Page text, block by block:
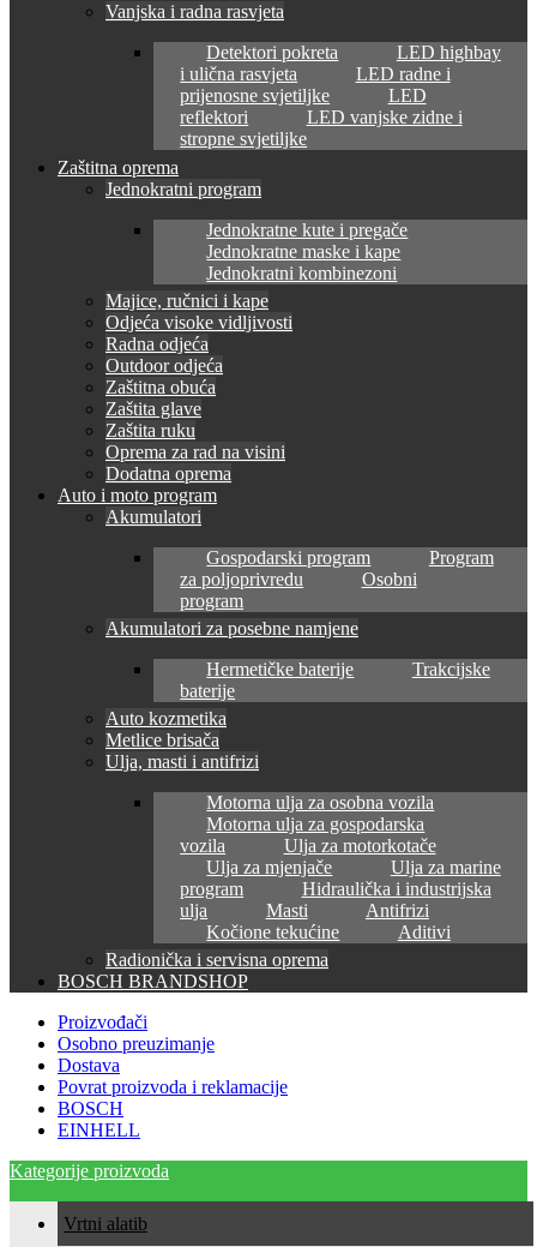
Vanjska i radna rasvjeta
Detektori pokreta
LED highbay
i ulična rasvjeta
LED radne i
prijenosne svjetiljke
LED
reflektori
LED vanjske zidne i
stropne svjetiljke
Zaštitna oprema
Jednokratni program
Jednokratne kute i pregače
Jednokratne maske i kape
Jednokratni kombinezoni
Majice, ručnici i kape
Odjeća visoke vidljivosti
Radna odjeća
Outdoor odjeća
Zaštitna obuća
Zaštita glave
Zaštita ruku
Oprema za rad na visini
Dodatna oprema
Auto i moto program
Akumulatori
Gospodarski program
Program
za poljoprivredu
Osobni
program
Akumulatori za posebne namjene
Hermetičke baterije
Trakcijske
baterije
Auto kozmetika
Metlice brisača
Ulja, masti i antifrizi
Motorna ulja za osobna vozila
Motorna ulja za gospodarska
vozila
Ulja za motorkotače
Ulja za mjenjače
Ulja za marine
program
Hidraulička i industrijska
ulja
Masti
Antifrizi
Kočione tekućine
Aditivi
Radionička i servisna oprema
BOSCH BRANDSHOP
Proizvođači
Osobno preuzimanje
Dostava
Povrat proizvoda i reklamacije
BOSCH
EINHELL
Kategorije proizvoda
Vrtni alati